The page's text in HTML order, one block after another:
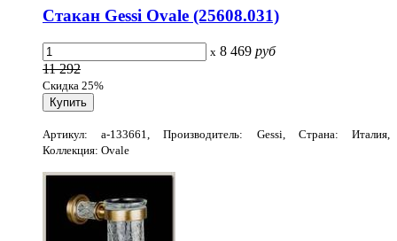
Стакан Gessi Ovale (25608.031)
x 8 469 руб
11 292
Скидка 25%
Артикул: a-133661, Производитель: Gessi, Страна: Италия,
Коллекция: Ovale